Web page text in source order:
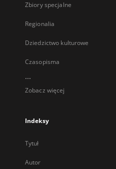
Zbiory specjalne
Regionalia
Dziedzictwo kulturowe
Czasopisma
...
Zobacz więcej
Indeksy
Tytuł
Autor